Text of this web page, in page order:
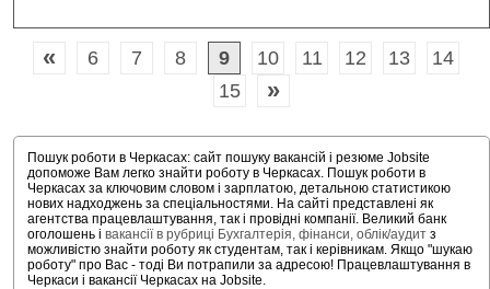
« 6 7 8 9 10 11 12 13
14
15
»
Пошук роботи в Черкасах: сайт пошуку вакансій і резюме Jobsite
допоможе Вам легко знайти роботу в Черкасах. Пошук роботи в
Черкасах за ключовим словом і зарплатою, детальною статистикою
нових надходжень за спеціальностями. На сайті представлені як
агентства працевлаштування, так і провідні компанії. Великий банк
оголошень і вакансії в рубриці Бухгалтерія, фінанси, облік/аудит з
можливістю знайти роботу як студентам, так і керівникам. Якщо "шукаю
роботу" про Вас - тоді Ви потрапили за адресою! Працевлаштування в
Черкаси і вакансії Черкасах на Jobsite.